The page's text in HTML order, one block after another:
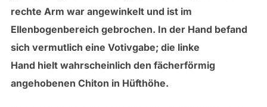
rechte Arm war angewinkelt und ist im
Ellenbogenbereich gebrochen. In der Hand befand
sich vermutlich eine Votivgabe; die linke
Hand hielt wahrscheinlich den fächerförmig
angehobenen Chiton in Hüfthöhe.